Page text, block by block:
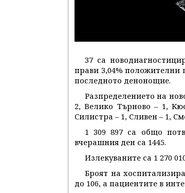
37 са
прави 3,04%
последното денонощие.
Разпределението на
2, Велико Търново – 1,
Силистра – 1, Сливен – 1,
1 309 897 са общо
вчерашния ден са 1445.
Излекуваните са 1 270
Броят на
до 106, а пациентите в